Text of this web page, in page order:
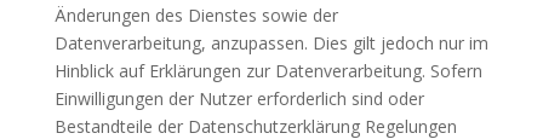
Änderungen des Dienstes sowie der
Datenverarbeitung, anzupassen. Dies gilt jedoch nur im
Hinblick auf Erklärungen zur Datenverarbeitung. Sofern
Einwilligungen der Nutzer erforderlich sind oder
Bestandteile der Datenschutzerklärung Regelungen